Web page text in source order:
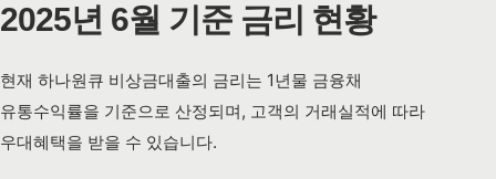
2025년 6월 기준 금리 현황
현재 하나원큐 비상금대출의 금리는 1년물 금융채
유통수익률을 기준으로 산정되며, 고객의 거래실적에 따라
우대혜택을 받을 수 있습니다.